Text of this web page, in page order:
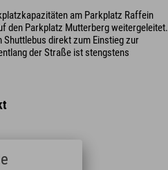
am Parkplatz Raffein
den Parkplatz Mutterberg weitergeleitet.
direkt zum Einstieg zur
der Straße ist stengstens